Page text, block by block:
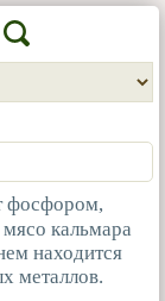
фосфором,
кальмара
находится
металлов.